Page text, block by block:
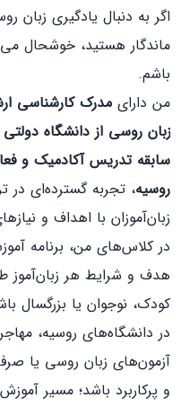
اگر به دنبال یادگیری
ماندگار هستید، خوشحال
باشم.
من دارای مدرک کارشناسی
زبان روسی از دانشگاه
سابقه تدریس آکادمیک و
روسیه، تجربه گسترده‌ای در
زبان‌آموزان با اهداف و
در کلاس‌های من، برنامه
هدف و شرایط هر زبان‌آموز
کودک، نوجوان یا بزرگسال
در دانشگاه‌های روسیه،
آزمون‌های زبان روسی یا
و پرکاربرد باشد؛ مسیر